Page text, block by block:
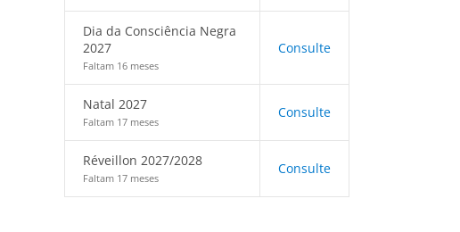
Dia da Consciência Negra
2027
Faltam 16 meses
Consulte
Natal 2027
Faltam 17 meses
Consulte
Réveillon 2027/2028
Faltam 17 meses
Consulte